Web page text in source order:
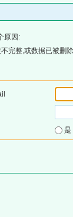
原因:
完整,或数据已被删